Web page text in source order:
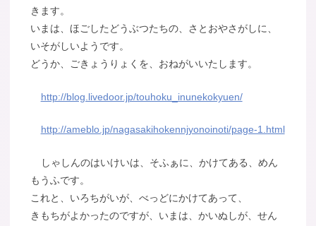
きます。
いまは、ほごしたどうぶつたちの、さとおやさがしに、
いそがしいようです。
どうか、ごきょうりょくを、おねがいいたします。
http://blog.livedoor.jp/touhoku_inunekokyuen/
http://ameblo.jp/nagasakihokennjyonoinoti/page-1.html
しゃしんのはいけいは、そふぁに、かけてある、めん
もうふです。
これと、いろちがいが、べっどにかけてあって、
きもちがよかったのですが、いまは、かいぬしが、せん